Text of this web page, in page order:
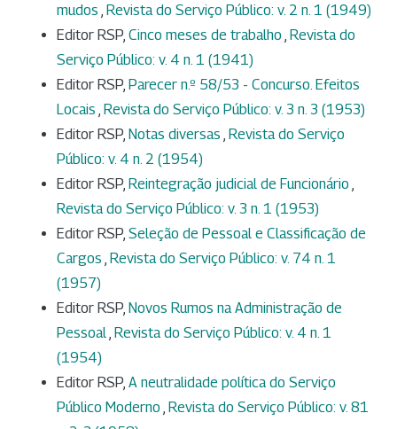
mudos , Revista do Serviço Público: v. 2 n. 1 (1949)
Editor RSP, Cinco meses de trabalho , Revista do
Serviço Público: v. 4 n. 1 (1941)
Editor RSP, Parecer n.º 58/53 - Concurso. Efeitos
Locais , Revista do Serviço Público: v. 3 n. 3 (1953)
Editor RSP, Notas diversas , Revista do Serviço
Público: v. 4 n. 2 (1954)
Editor RSP, Reintegração judicial de Funcionário ,
Revista do Serviço Público: v. 3 n. 1 (1953)
Editor RSP, Seleção de Pessoal e Classificação de
Cargos , Revista do Serviço Público: v. 74 n. 1
(1957)
Editor RSP, Novos Rumos na Administração de
Pessoal, Revista do Serviço Público: v. 4 n. 1
(1954)
Editor RSP, A neutralidade política do Serviço
Público Moderno , Revista do Serviço Público: v. 81